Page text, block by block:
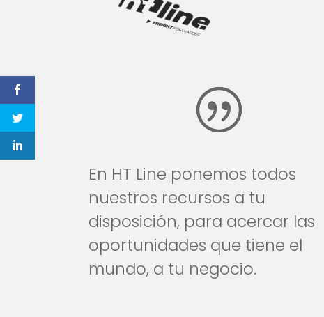
En HT Line ponemos todos
nuestros recursos a tu
disposición, para acercar las
oportunidades que tiene el
mundo, a tu negocio.